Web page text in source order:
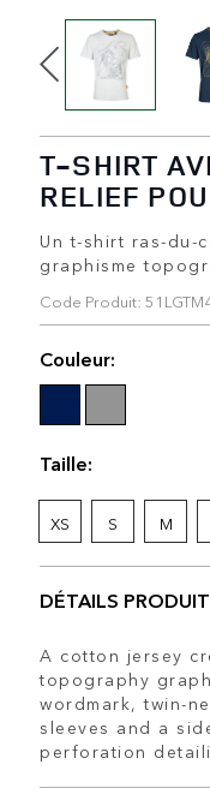
T-SHIRT
RELIEF
Un t-shirt ras-du-
graphisme
Code Produit:
Couleur:
Taille:
XS S M
DÉTAILS PRODUIT
A cotton jersey
topography
wordmark, twin-
sleeves and a
perforation